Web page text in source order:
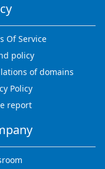
Of Service
policy
of domains
Policy
report